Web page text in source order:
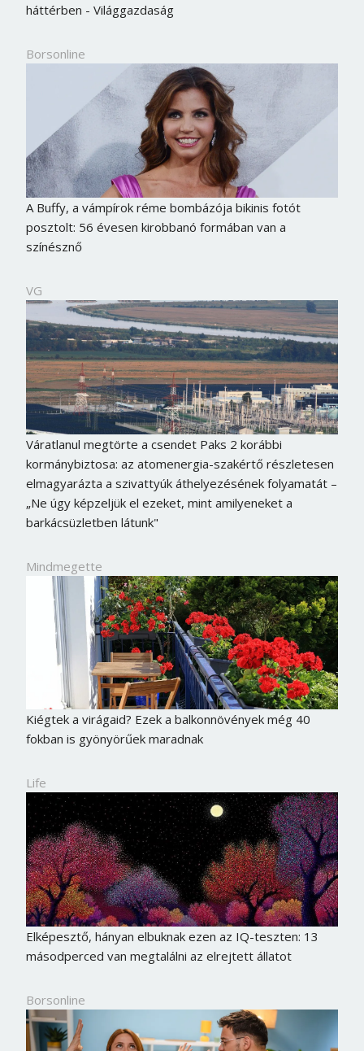
háttérben - Világgazdaság
Borsonline
A Buffy, a vámpírok réme bombázója bikinis fotót
posztolt: 56 évesen kirobbanó formában van a
színésznő
VG
Váratlanul megtörte a csendet Paks 2 korábbi
kormánybiztosa: az atomenergia-szakértő részletesen
elmagyarázta a szivattyúk áthelyezésének folyamatát –
„Ne úgy képzeljük el ezeket, mint amilyeneket a
barkácsüzletben látunk"
Mindmegette
Kiégtek a virágaid? Ezek a balkonnövények még 40
fokban is gyönyörűek maradnak
Life
Elképesztő, hányan elbuknak ezen az IQ-teszten: 13
másodperced van megtalálni az elrejtett állatot
Borsonline
Borsonline bejelentkezés
E-mail cím vagy felhasználónév